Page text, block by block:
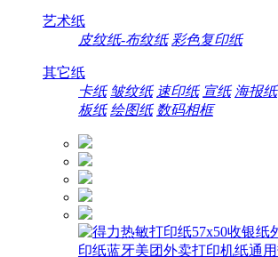
艺术纸
皮纹纸-布纹纸 彩色复印纸
其它纸
卡纸 皱纹纸 速印纸 宣纸 海报纸
板纸 绘图纸 数码相框